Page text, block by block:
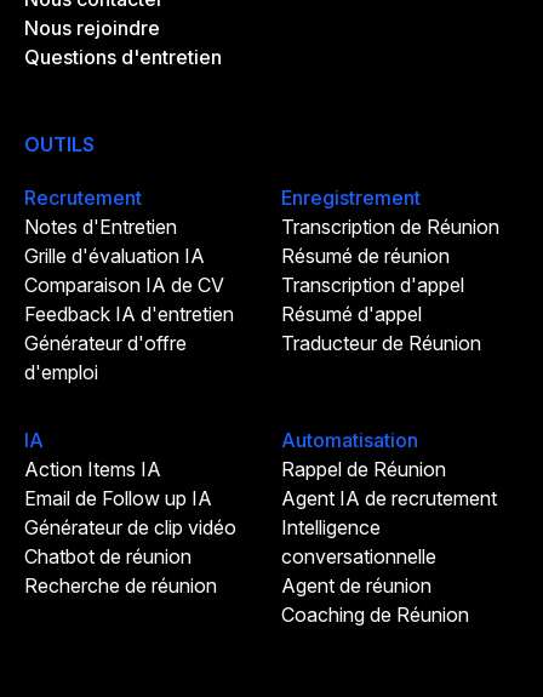
Nous rejoindre
Questions d'entretien
OUTILS
Recrutement
Notes d'Entretien
Grille d'évaluation IA
Comparaison IA de CV
Feedback IA d'entretien
Générateur d'offre
d'emploi
Enregistrement
Transcription de Réunion
Résumé de réunion
Transcription d'appel
Résumé d'appel
Traducteur de Réunion
IA
Action Items IA
Email de Follow up IA
Générateur de clip vidéo
Chatbot de réunion
Recherche de réunion
Automatisation
Rappel de Réunion
Agent IA de recrutement
Intelligence
conversationnelle
Agent de réunion
Coaching de Réunion